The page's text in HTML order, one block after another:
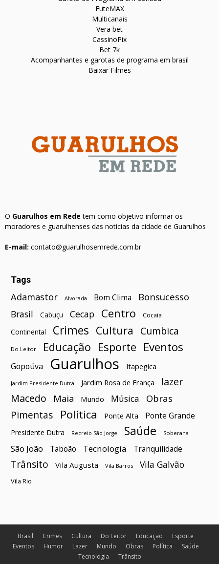
FuteMAX
Multicanais
Vera bet
CassinoPix
Bet 7k
Acompanhantes e garotas de programa em brasil
Baixar Filmes
O Guarulhos em Rede tem como objetivo informar os
moradores e guarulhenses das notícias da cidade de Guarulhos
E-mail: contato@guarulhosemrede.com.br
Tags
Adamastor Alvorada Bom Clima Bonsucesso
Brasil Cabuçu Cecap Centro Cocaia
Continental Crimes Cultura Cumbica
Do Leitor Educação Esporte Eventos
Gopoúva Guarulhos Itapegica
Jardim Presidente Dutra Jardim Rosa de França
lazer
Macedo
Maia Mundo Música Obras
Pimentas Política Ponte Alta Ponte Grande
Presidente Dutra Recreio São Jorge Saúde Soberana
São João Taboão Tecnologia Tranquilidade
Trânsito Vila Augusta Vila Barros Vila Galvão
Vila Rio
Brasil Crimes Cultura Do Leitor Educação
Esporte
Eventos
Humor Lazer Mundo Obras Política
Saúde
Tecnologia
Trânsito